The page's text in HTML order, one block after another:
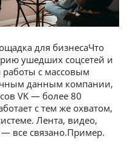
для бизнесаЧто
ушедших соцсетей и
с массовым
данным компании,
VK — более 80
с тем же охватом,
Лента, видео,
все связано.Пример.